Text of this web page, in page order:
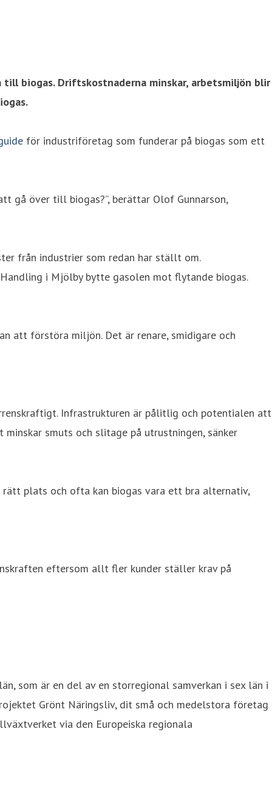
biogas. Driftskostnaderna minskar, arbetsmiljön blir
för industriföretag som funderar på biogas som ett
gå över till biogas?”, berättar Olof Gunnarson,
från industrier som redan har ställt om.
i Mjölby bytte gasolen mot flytande biogas.
att förstöra miljön. Det är renare, smidigare och
Infrastrukturen är pålitlig och potentialen att
smuts och slitage på utrustningen, sänker
plats och ofta kan biogas vara ett bra alternativ,
eftersom allt fler kunder ställer krav på
som är en del av en storregional samverkan i sex län i
Grönt Näringsliv, dit små och medelstora företag
via den Europeiska regionala